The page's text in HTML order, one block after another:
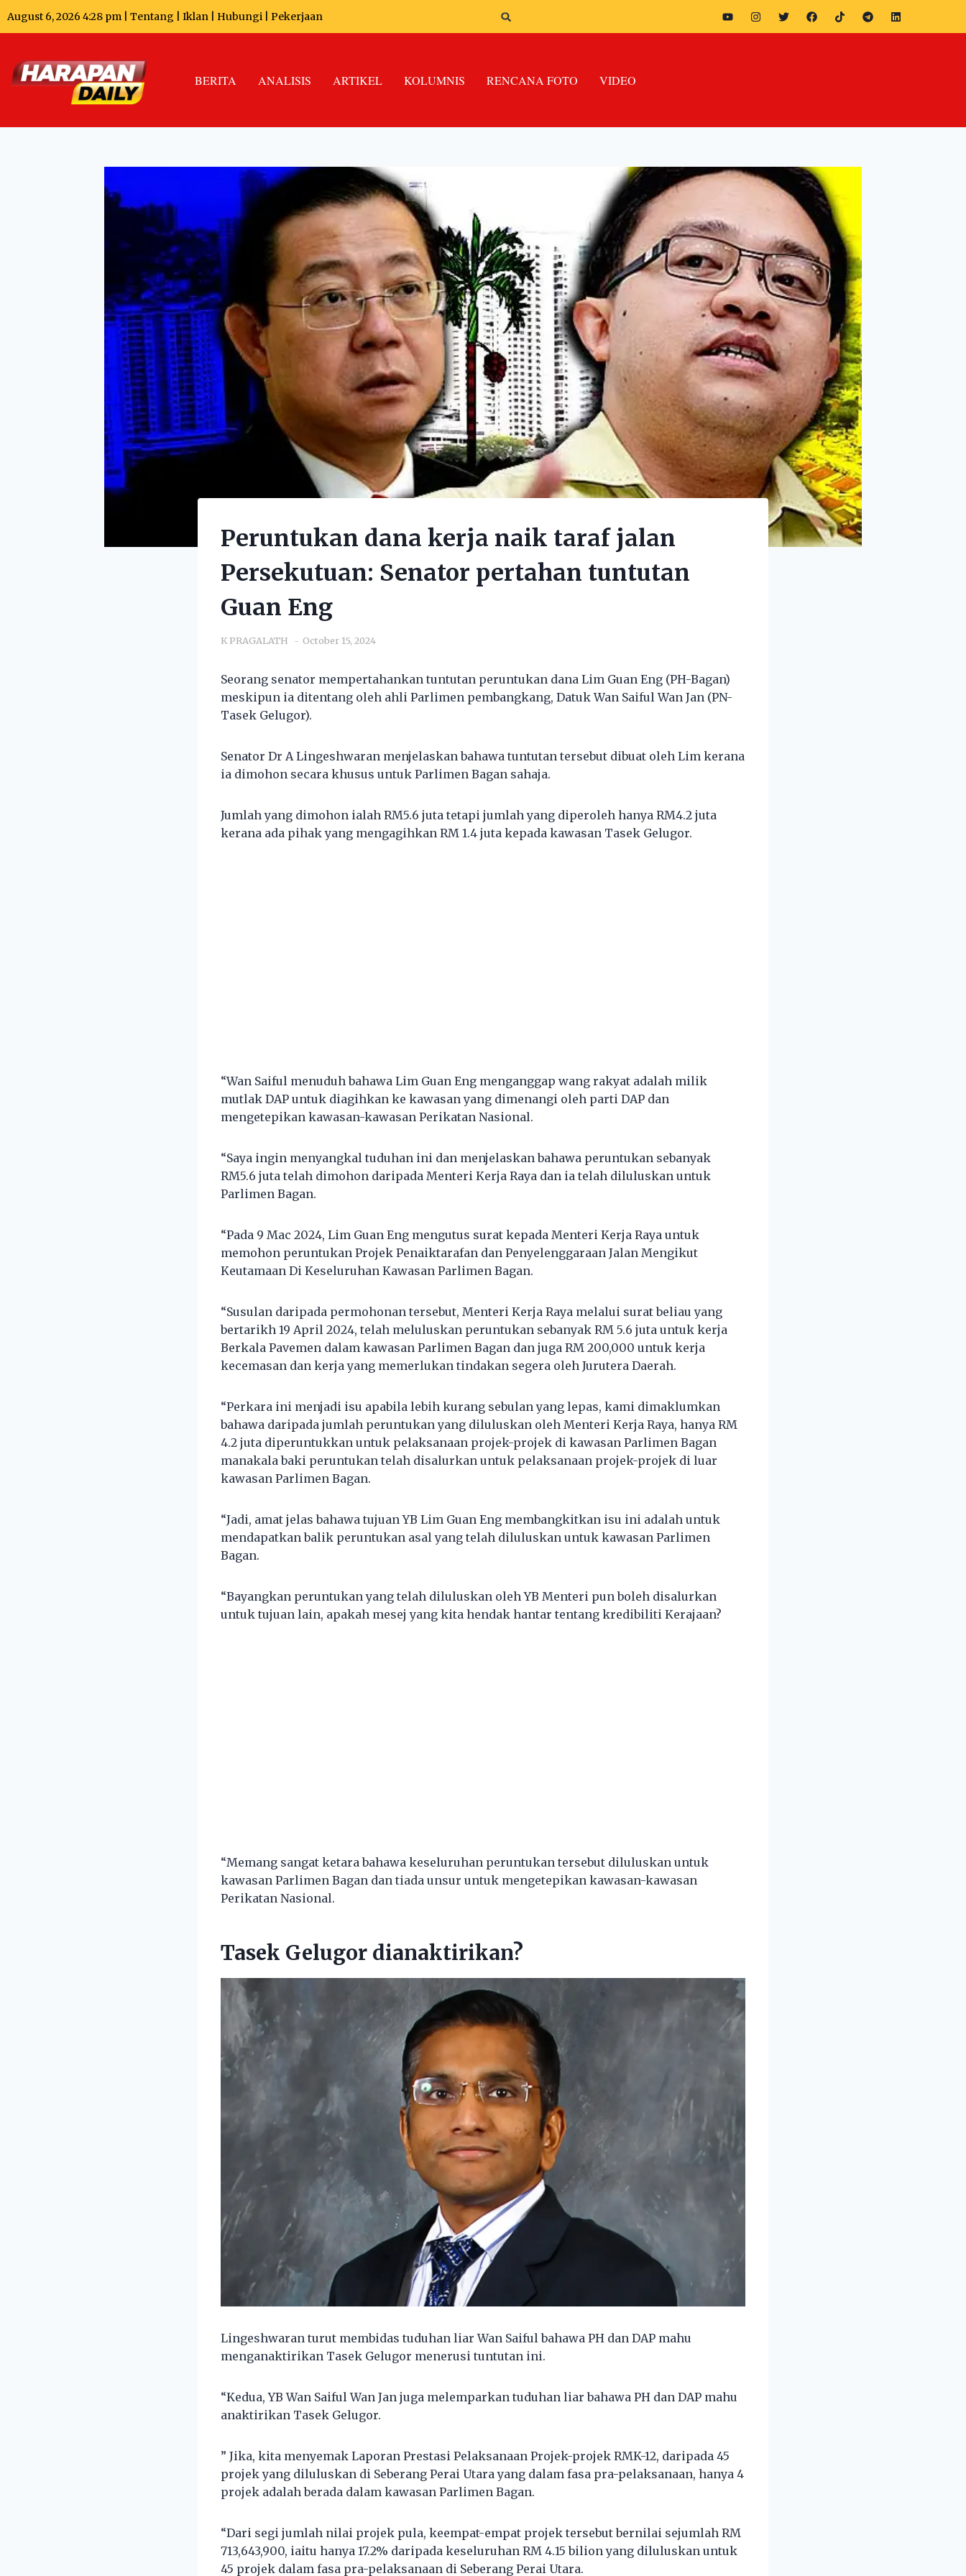
August 6, 2026 4:28 pm | Tentang Iklan Hubungi Pekerjaan
BERITA ANALISIS ARTIKEL KOLUMNIS RENCANA FOTO VIDEO
Peruntukan dana kerja naik taraf jalan
Persekutuan: Senator pertahan tuntutan
Guan Eng
K PRAGALATH October 15, 2024
Seorang senator mempertahankan tuntutan peruntukan dana Lim Guan Eng (PH-Bagan)
meskipun ia ditentang oleh ahli Parlimen pembangkang, Datuk Wan Saiful Wan Jan (PN-
Tasek Gelugor).
Senator Dr A Lingeshwaran menjelaskan bahawa tuntutan tersebut dibuat oleh Lim kerana
ia dimohon secara khusus untuk Parlimen Bagan sahaja.
Jumlah yang dimohon ialah RM5.6 juta tetapi jumlah yang diperoleh hanya RM4.2 juta
kerana ada pihak yang mengagihkan RM 1.4 juta kepada kawasan Tasek Gelugor.
“Wan Saiful menuduh bahawa Lim Guan Eng menganggap wang rakyat adalah milik
mutlak DAP untuk diagihkan ke kawasan yang dimenangi oleh parti DAP dan
mengetepikan kawasan-kawasan Perikatan Nasional.
“Saya ingin menyangkal tuduhan ini dan menjelaskan bahawa peruntukan sebanyak
RM5.6 juta telah dimohon daripada Menteri Kerja Raya dan ia telah diluluskan untuk
Parlimen Bagan.
“Pada 9 Mac 2024, Lim Guan Eng mengutus surat kepada Menteri Kerja Raya untuk
memohon peruntukan Projek Penaiktarafan dan Penyelenggaraan Jalan Mengikut
Keutamaan Di Keseluruhan Kawasan Parlimen Bagan.
“Susulan daripada permohonan tersebut, Menteri Kerja Raya melalui surat beliau yang
bertarikh 19 April 2024, telah meluluskan peruntukan sebanyak RM 5.6 juta untuk kerja
Berkala Pavemen dalam kawasan Parlimen Bagan dan juga RM 200,000 untuk kerja
kecemasan dan kerja yang memerlukan tindakan segera oleh Jurutera Daerah.
“Perkara ini menjadi isu apabila lebih kurang sebulan yang lepas, kami dimaklumkan
bahawa daripada jumlah peruntukan yang diluluskan oleh Menteri Kerja Raya, hanya RM
4.2 juta diperuntukkan untuk pelaksanaan projek-projek di kawasan Parlimen Bagan
manakala baki peruntukan telah disalurkan untuk pelaksanaan projek-projek di luar
kawasan Parlimen Bagan.
“Jadi, amat jelas bahawa tujuan YB Lim Guan Eng membangkitkan isu ini adalah untuk
mendapatkan balik peruntukan asal yang telah diluluskan untuk kawasan Parlimen
Bagan.
“Bayangkan peruntukan yang telah diluluskan oleh YB Menteri pun boleh disalurkan
untuk tujuan lain, apakah mesej yang kita hendak hantar tentang kredibiliti Kerajaan?
“Memang sangat ketara bahawa keseluruhan peruntukan tersebut diluluskan untuk
kawasan Parlimen Bagan dan tiada unsur untuk mengetepikan kawasan-kawasan
Perikatan Nasional.
Tasek Gelugor dianaktirikan?
Lingeshwaran turut membidas tuduhan liar Wan Saiful bahawa PH dan DAP mahu
menganaktirikan Tasek Gelugor menerusi tuntutan ini.
“Kedua, YB Wan Saiful Wan Jan juga melemparkan tuduhan liar bahawa PH dan DAP mahu
anaktirikan Tasek Gelugor.
” Jika, kita menyemak Laporan Prestasi Pelaksanaan Projek-projek RMK-12, daripada 45
projek yang diluluskan di Seberang Perai Utara yang dalam fasa pra-pelaksanaan, hanya 4
projek adalah berada dalam kawasan Parlimen Bagan.
“Dari segi jumlah nilai projek pula, keempat-empat projek tersebut bernilai sejumlah RM
713,643,900, iaitu hanya 17.2% daripada keseluruhan RM 4.15 bilion yang diluluskan untuk
45 projek dalam fasa pra-pelaksanaan di Seberang Perai Utara.